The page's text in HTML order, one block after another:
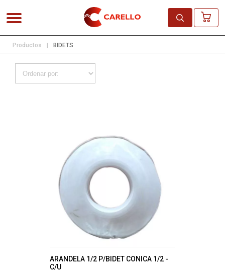
Productos BIDETS
ARANDELA 1/2 P/BIDET CONICA 1/2 -
C/U